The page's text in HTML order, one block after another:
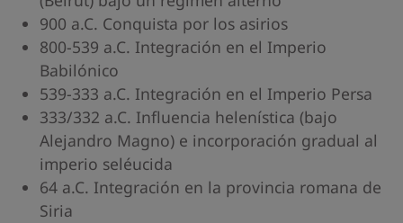
900 a.C. Conquista por los asirios
800-539 a.C. Integración en el Imperio
Babilónico
539-333 a.C. Integración en el Imperio Persa
333/332 a.C. Influencia helenística (bajo
Alejandro Magno) e incorporación gradual al
imperio seléucida
64 a.C. Integración en la provincia romana de
Siria